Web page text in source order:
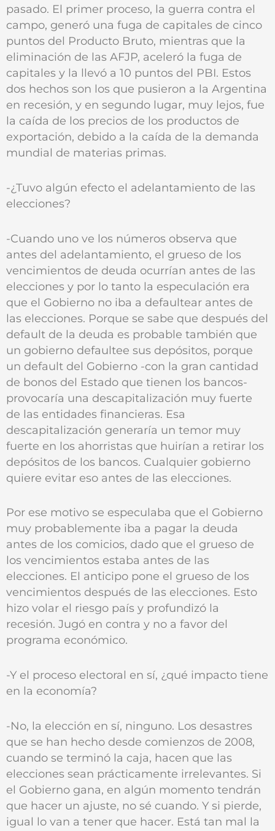
pasado. El primer proceso, la guerra contra el
campo, generó una fuga de capitales de cinco
puntos del Producto Bruto, mientras que la
eliminación de las AFJP, aceleró la fuga de
capitales y la llevó a 10 puntos del PBI. Estos
dos hechos son los que pusieron a la Argentina
en recesión, y en segundo lugar, muy lejos, fue
la caída de los precios de los productos de
exportación, debido a la caída de la demanda
mundial de materias primas.
-¿Tuvo algún efecto el adelantamiento de las
elecciones?
-Cuando uno ve los números observa que
antes del adelantamiento, el grueso de los
vencimientos de deuda ocurrían antes de las
elecciones y por lo tanto la especulación era
que el Gobierno no iba a defaultear antes de
las elecciones. Porque se sabe que después del
default de la deuda es probable también que
un gobierno defaultee sus depósitos, porque
un default del Gobierno -con la gran cantidad
de bonos del Estado que tienen los bancos-
provocaría una descapitalización muy fuerte
de las entidades financieras. Esa
descapitalización generaría un temor muy
fuerte en los ahorristas que huirían a retirar los
depósitos de los bancos. Cualquier gobierno
quiere evitar eso antes de las elecciones.
Por ese motivo se especulaba que el Gobierno
muy probablemente iba a pagar la deuda
antes de los comicios, dado que el grueso de
los vencimientos estaba antes de las
elecciones. El anticipo pone el grueso de los
vencimientos después de las elecciones. Esto
hizo volar el riesgo país y profundizó la
recesión. Jugó en contra y no a favor del
programa económico.
-Y el proceso electoral en sí, ¿qué impacto tiene
en la economía?
-No, la elección en sí, ninguno. Los desastres
que se han hecho desde comienzos de 2008,
cuando se terminó la caja, hacen que las
elecciones sean prácticamente irrelevantes. Si
el Gobierno gana, en algún momento tendrán
que hacer un ajuste, no sé cuando. Y si pierde,
igual lo van a tener que hacer. Está tan mal la